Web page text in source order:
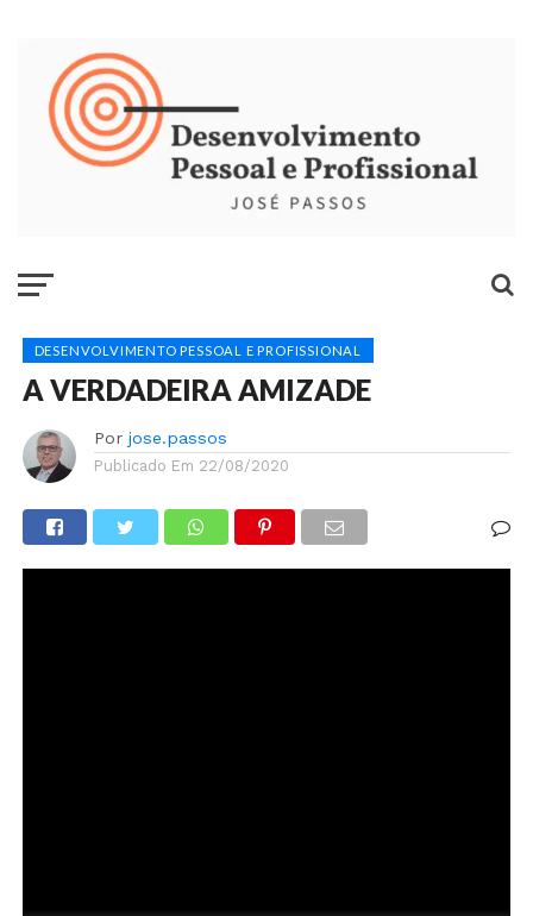
DESENVOLVIMENTO PESSOAL E PROFISSIONAL
A VERDADEIRA AMIZADE
Por jose.passos
Publicado Em 22/08/2020